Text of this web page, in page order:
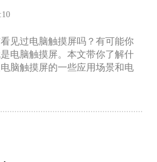
见过电脑触摸屏吗？有可能你
电脑触摸屏。本文带你了解什
脑触摸屏的一些应用场景和电